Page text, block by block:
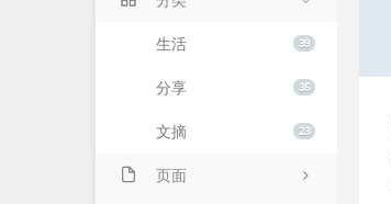
39
生活
35
分享
23
文摘
页面